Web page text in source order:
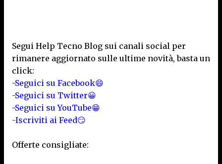
Segui Help Tecno Blog sui canali social per
rimanere aggiornato sulle ultime novità, basta un
click:
-Seguici su Facebook😄
-Seguici su Twitter😀
-Seguici su YouTube😁
-Iscriviti ai Feed😏
Offerte consigliate: